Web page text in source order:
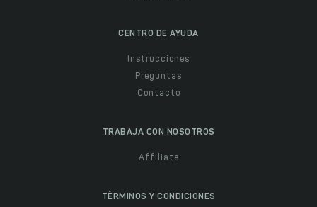
CENTRO DE AYUDA
Instrucciones
Preguntas
Contacto
TRABAJA CON NOSOTROS
Affiliate
TÉRMINOS Y CONDICIONES